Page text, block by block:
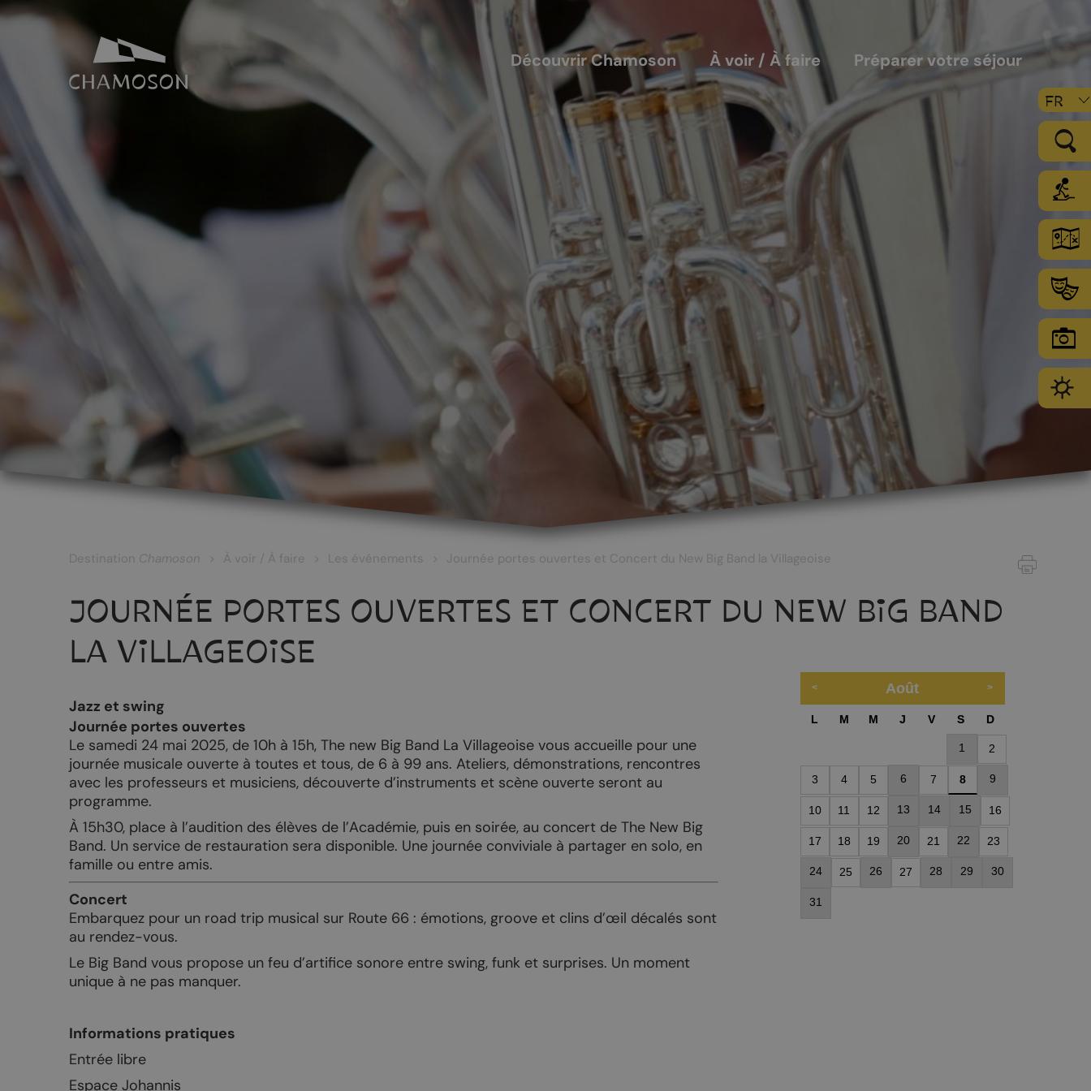
Découvrir Chamoson À voir / À faire Préparer votre séjour
NOTRE IDENTITÉ
Géographie
Livres, recettes, chansons
Le PDR Chamoson
SALLES ET COUVERTS
Espace Johannis
Places de pique-nique
NOS ACTEURS
Les entreprises
Les sociétés locales
Les caves
L'AVTC
Le GACIC
Les structures viticoles
LE VIGNOBLE
Les sols
Le climat
Les secteurs d’encépagement
Chamoson Grand Cru
L’environnement une priorité
LES CÉPAGES ET LES VINS
Les vins blancs
Les vins rosés
Le Johannis
RANDONNÉES
Découvrir Chamoson à pied
Le Chemin du Vignoble
Le Chemin du vignoble Fully,
Saillon, Leytron, Chamoson
Le Tour des Muverans
Randonnées hivernales
Eglise de St-Pierre-de-Clages
Village de St-Pierre
Eglise de Chamoson
Galeries d’art
Offres oenotouristiques
Sentier du Cep à la Cime
Les Caves
Confrérie du Johannis
L’escalade
Le centre nordique
LES ÉVÉNEMENTS
La Fête de la Taille
Les Caves ouvertes
SHOPPING PRÈS DE CHEZ NOUS
FR
Destination Chamoson À voir / À faire Les événements Journée portes ouvertes et Concert du New Big Band la Villageoise
JOURNÉE PORTES OUVERTES ET CONCERT DU NEW BIG BAND
LA VILLAGEOISE
Jazz et swing
Journée portes ouvertes
Le samedi 24 mai 2025, de 10h à 15h, The new Big Band La Villageoise vous accueille pour une
journée musicale ouverte à toutes et tous, de 6 à 99 ans. Ateliers, démonstrations, rencontres
avec les professeurs et musiciens, découverte d’instruments et scène ouverte seront au
programme.
À 15h30, place à l’audition des élèves de l’Académie, puis en soirée, au concert de The New Big
Band. Un service de restauration sera disponible. Une journée conviviale à partager en solo, en
famille ou entre amis.
Concert
Embarquez pour un road trip musical sur Route 66 : émotions, groove et clins d’œil décalés sont
au rendez-vous.
Le Big Band vous propose un feu d’artifice sonore entre swing, funk et surprises. Un moment
unique à ne pas manquer.
Informations pratiques
Entrée libre
Espace Johannis
Août
L M M J V S D
1 2
3 4 5 6 7 8 9
10 11 12 13 14 15 16
17 18 19 20 21 22 23
24 25 26 27 28 29 30
31